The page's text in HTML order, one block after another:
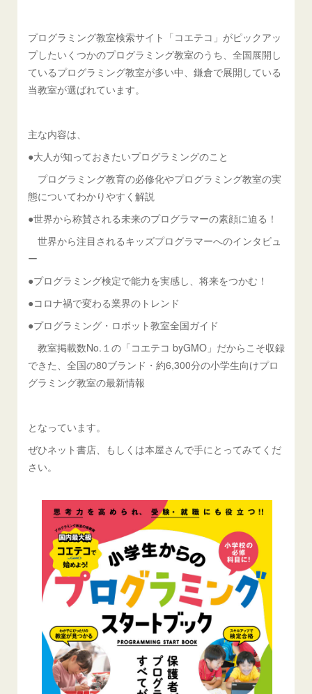
プログラミング教室検索サイト「コエテコ」がピックアッ
プしたいくつかのプログラミング教室のうち、全国展開し
ているプログラミング教室が多い中、鎌倉で展開している
当教室が選ばれています。
主な内容は、
●大人が知っておきたいプログラミングのこと
プログラミング教育の必修化やプログラミング教室の実
態についてわかりやすく解説
●世界から称賛される未来のプログラマーの素顔に迫る！
世界から注目されるキッズプログラマーへのインタビュ
ー
●プログラミング検定で能力を実感し、将来をつかむ！
●コロナ禍で変わる業界のトレンド
●プログラミング・ロボット教室全国ガイド
教室掲載数No.１の「コエテコ byGMO」だからこそ収録
できた、全国の80ブランド・約6,300分の小学生向けプロ
グラミング教室の最新情報
となっています。
ぜひネット書店、もしくは本屋さんで手にとってみてくだ
さい。